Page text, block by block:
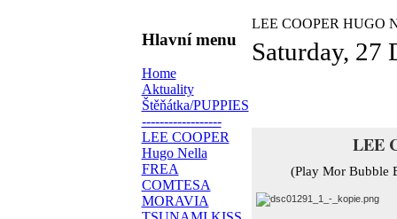
Hlavní menu
Home
Aktuality
Štěňátka/PUPPIES
------------------
LEE COOPER
Hugo Nella
FREA
COMTESA
MORAVIA
LEE COOPER HUGO
Saturday, 27
LEE
(Play Mor Bubble